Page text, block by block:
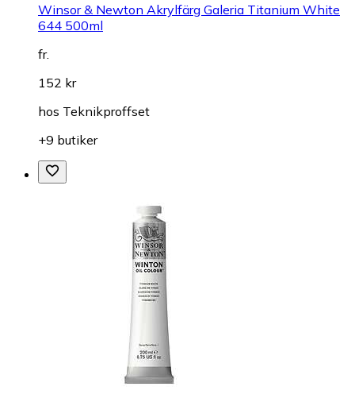
Winsor & Newton Akrylfärg Galeria Titanium White
644 500ml
fr.
152 kr
hos Teknikproffset
+9 butiker